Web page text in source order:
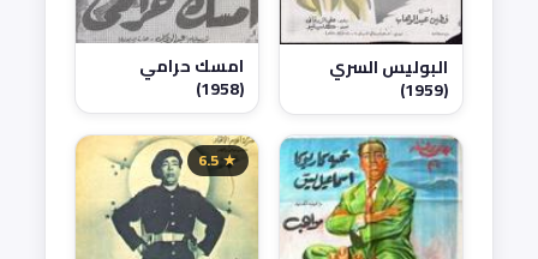
البوليس السري
(1959)
امسك حرامي
(1958)
★ 6.5